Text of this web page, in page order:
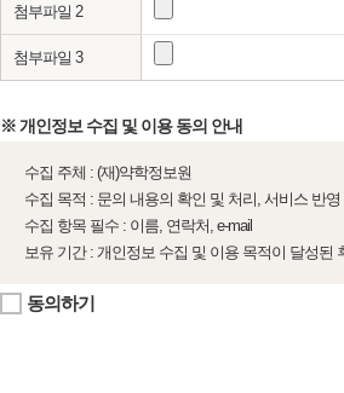
첨부파일 2
첨부파일 3
※ 개인정보 수집 및 이용 동의 안내
수집 주체 : (재)약학정보원
수집 목적 : 문의 내용의 확인 및 처리, 서비스 반영
수집 항목 필수 : 이름, 연락처, e-mail
보유 기간 : 개인정보 수집 및 이용 목적이 달성된
동의하기